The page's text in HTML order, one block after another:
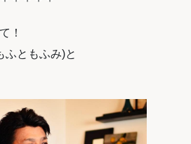
！
ふともふみ)と